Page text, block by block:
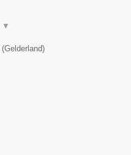
▼
(Gelderland)